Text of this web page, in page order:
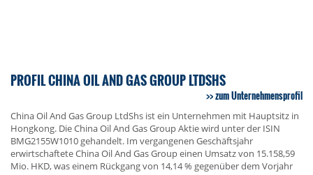
PROFIL CHINA OIL AND GAS GROUP LTDSHS
zum Unternehmensprofil
China Oil And Gas Group LtdShs ist ein Unternehmen mit Hauptsitz in
Hongkong. Die China Oil And Gas Group Aktie wird unter der ISIN
BMG2155W1010 gehandelt. Im vergangenen Geschäftsjahr
erwirtschaftete China Oil And Gas Group einen Umsatz von 15.158,59
Mio. HKD, was einem Rückgang von 14,14 % gegenüber dem Vorjahr